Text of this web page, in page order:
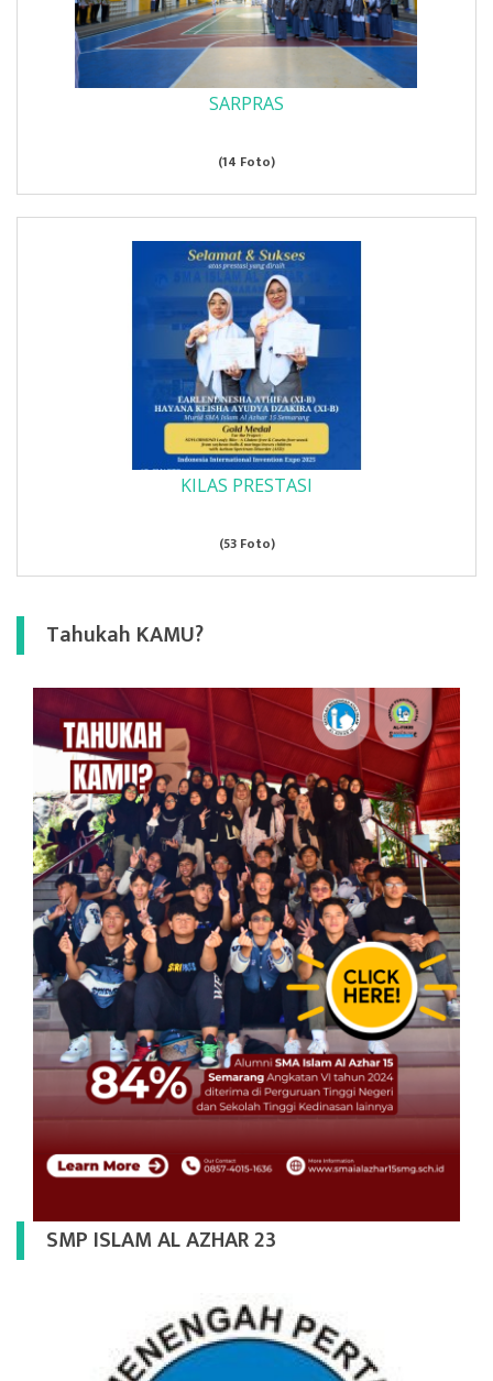
Tahukah KAMU?
SARPRAS
(14 Foto)
KILAS PRESTASI
(53 Foto)
SMP ISLAM AL AZHAR 23